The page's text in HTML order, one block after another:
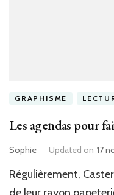
GRAPHISME
Les agendas pour
Sophie Updated on 17
Régulièrement,